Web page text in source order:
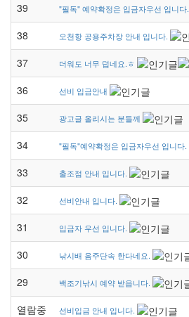
39 "필독" 예약확정은 입금자우선 입니다.
38 오천항 공용주차장 안내 입니다.
37 더워도 너무 덥네요.ㅎ
36 선비 입금안내
35 광고글 올리시는 분들께
34 "필독"예약확정은 입금자우선 입니다.
33 출조점 안내 입니다.
32 선비안내 입니다.
31 입금자 우선 입니다.
30 낚시배 음주단속 한다네요.
29 백조기낚시 예약 받읍니다.
열람중 선비입금 안내 입니다.